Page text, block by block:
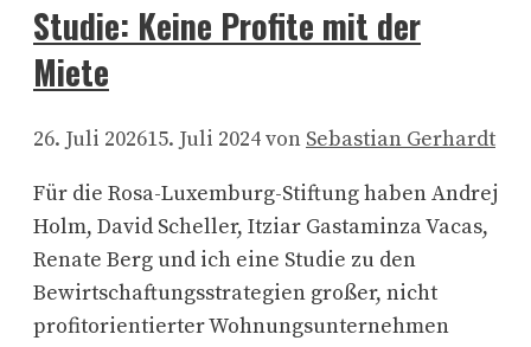
Studie: Keine Profite mit der
Miete
26. Juli 202615. Juli 2024von Sebastian Gerhardt
Für die Rosa-Luxemburg-Stiftung haben Andrej
Holm, David Scheller, Itziar Gastaminza Vacas,
Renate Berg und ich eine Studie zu den
Bewirtschaftungsstrategien großer, nicht
profitorientierter Wohnungsunternehmen